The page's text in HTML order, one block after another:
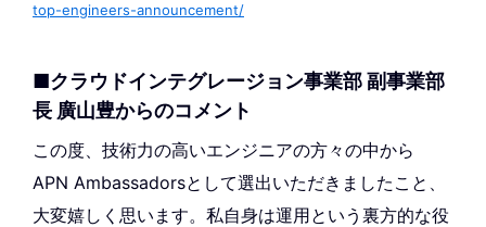
top-engineers-announcement/
■クラウドインテグレージョン事業部 副事業部
長 廣山豊からのコメント
この度、技術力の高いエンジニアの方々の中から
APN Ambassadorsとして選出いただきましたこと、
大変嬉しく思います。私自身は運用という裏方的な役